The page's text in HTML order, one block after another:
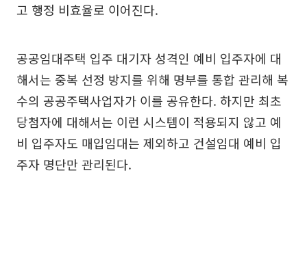
고 행정 비효율로 이어진다.
공공임대주택 입주 대기자 성격인 예비 입주자에 대
해서는 중복 선정 방지를 위해 명부를 통합 관리해 복
수의 공공주택사업자가 이를 공유한다. 하지만 최초
당첨자에 대해서는 이런 시스템이 적용되지 않고 예
비 입주자도 매입임대는 제외하고 건설임대 예비 입
주자 명단만 관리된다.